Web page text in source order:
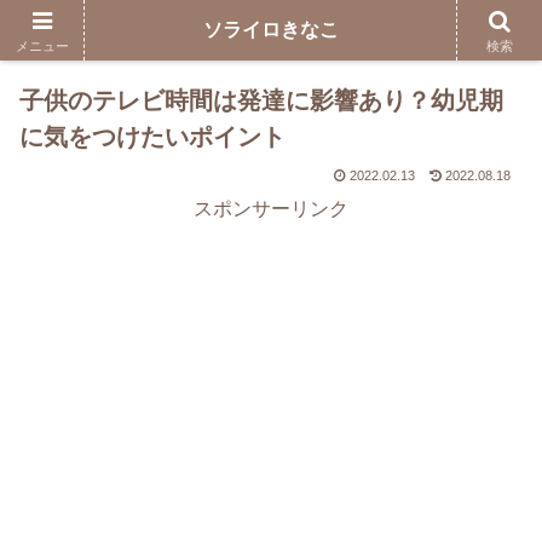
子供のテレビ時間は発達に影響あり？幼児期
に気をつけたいポイント
2022.02.13 2022.08.18
スポンサーリンク
メニュー
ソライロきなこ
検索